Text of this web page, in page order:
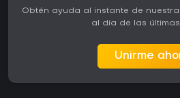
Obtén ayuda al instante de
al día de las
Unirme